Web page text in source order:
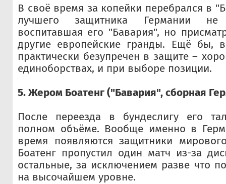
В своё время за копейки перебрался в
лучшего защитника Германии
воспитавшая его "Бавария", но
другие европейские гранды. Ещё бы,
практически безупречен в защите –
единоборствах, и при выборе позиции.
5. Жером Боатенг ("Бавария", сборная
После переезда в бундеслигу его
полном объёме. Вообще именно в
время появляются защитники
Боатенг пропустил один матч из-за
остальные, за исключением разве что
на высочайшем уровне.